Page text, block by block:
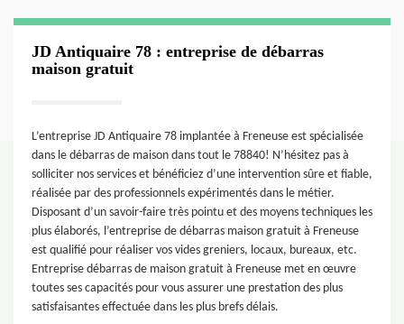
JD Antiquaire 78 : entreprise de débarras
maison gratuit
L’entreprise JD Antiquaire 78 implantée à Freneuse est spécialisée
dans le débarras de maison dans tout le 78840! N’hésitez pas à
solliciter nos services et bénéficiez d’une intervention sûre et fiable,
réalisée par des professionnels expérimentés dans le métier.
Disposant d’un savoir-faire très pointu et des moyens techniques les
plus élaborés, l’entreprise de débarras maison gratuit à Freneuse
est qualifié pour réaliser vos vides greniers, locaux, bureaux, etc.
Entreprise débarras de maison gratuit à Freneuse met en œuvre
toutes ses capacités pour vous assurer une prestation des plus
satisfaisantes effectuée dans les plus brefs délais.